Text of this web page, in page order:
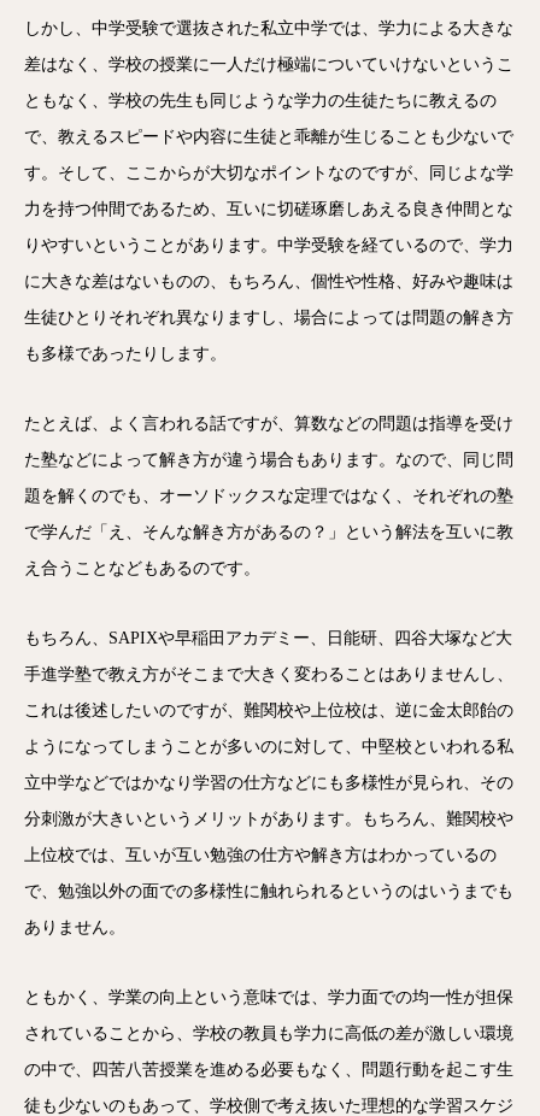
しかし、中学受験で選抜された私立中学では、学力による大きな
差はなく、学校の授業に一人だけ極端についていけないというこ
ともなく、学校の先生も同じような学力の生徒たちに教えるの
で、教えるスピードや内容に生徒と乖離が生じることも少ないで
す。そして、ここからが大切なポイントなのですが、同じよな学
力を持つ仲間であるため、互いに切磋琢磨しあえる良き仲間とな
りやすいということがあります。中学受験を経ているので、学力
に大きな差はないものの、もちろん、個性や性格、好みや趣味は
生徒ひとりそれぞれ異なりますし、場合によっては問題の解き方
も多様であったりします。
たとえば、よく言われる話ですが、算数などの問題は指導を受け
た塾などによって解き方が違う場合もあります。なので、同じ問
題を解くのでも、オーソドックスな定理ではなく、それぞれの塾
で学んだ「え、そんな解き方があるの？」という解法を互いに教
え合うことなどもあるのです。
もちろん、SAPIXや早稲田アカデミー、日能研、四谷大塚など大
手進学塾で教え方がそこまで大きく変わることはありませんし、
これは後述したいのですが、難関校や上位校は、逆に金太郎飴の
ようになってしまうことが多いのに対して、中堅校といわれる私
立中学などではかなり学習の仕方などにも多様性が見られ、その
分刺激が大きいというメリットがあります。もちろん、難関校や
上位校では、互いが互い勉強の仕方や解き方はわかっているの
で、勉強以外の面での多様性に触れられるというのはいうまでも
ありません。
ともかく、学業の向上という意味では、学力面での均一性が担保
されていることから、学校の教員も学力に高低の差が激しい環境
の中で、四苦八苦授業を進める必要もなく、問題行動を起こす生
徒も少ないのもあって、学校側で考え抜いた理想的な学習スケジ